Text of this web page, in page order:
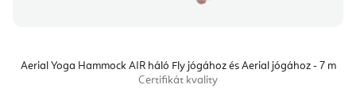
Aerial Yoga Hammock AIR háló Fly jógához és Aerial jógához - 7 m
Certifikát kvality